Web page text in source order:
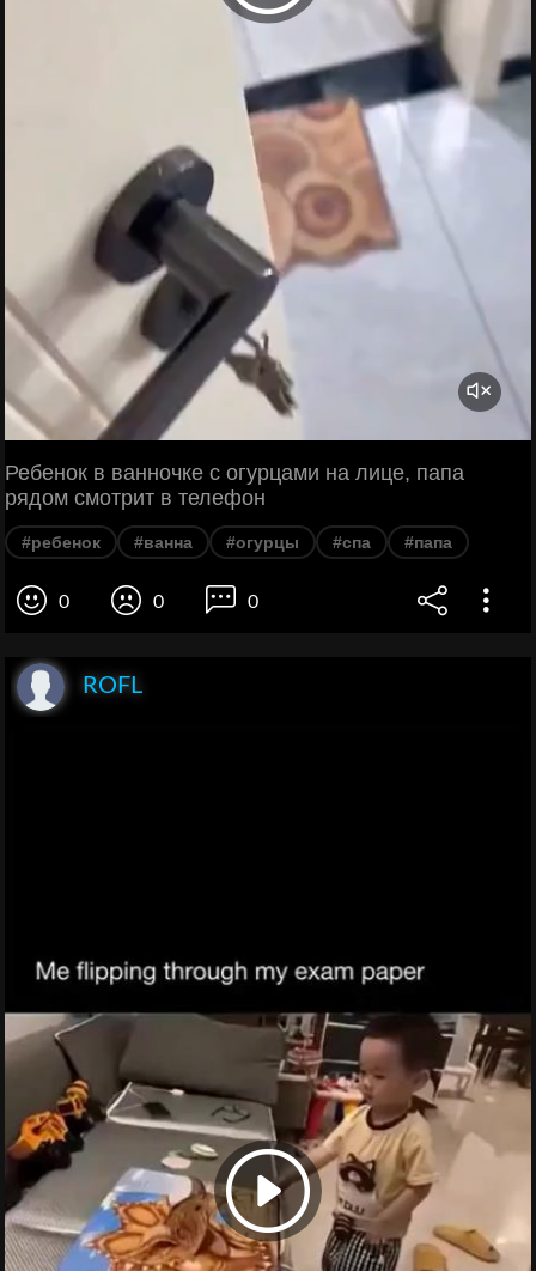
Ребенок в ванночке с огурцами на лице, папа
рядом смотрит в телефон
#ребенок #ванна #огурцы #спа #папа
0 0 0
ROFL